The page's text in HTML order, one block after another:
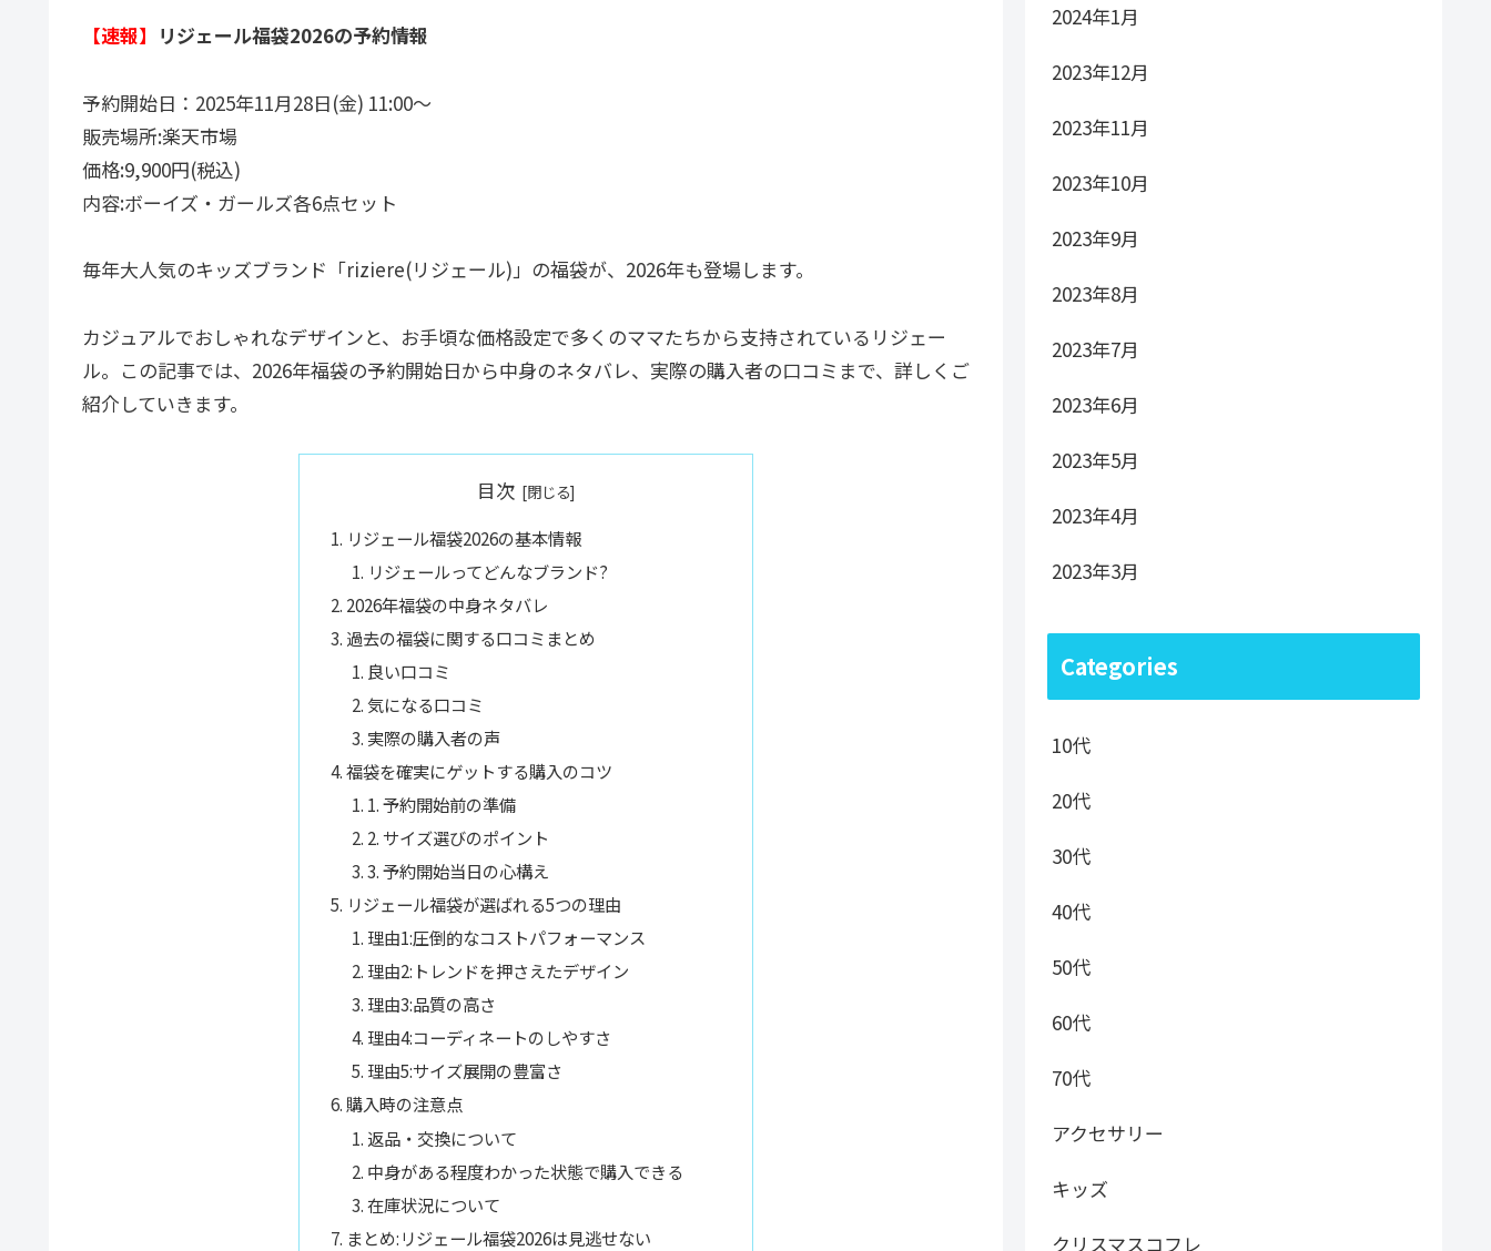
【速報】 リジェール福袋2026の予約情報
予約開始日：2025年11月28日(金) 11:00〜
販売場所:楽天市場
価格:9,900円(税込)
内容:ボーイズ・ガールズ各6点セット
毎年大人気のキッズブランド「riziere(リジェール)」の福袋が、2026年も登場します。
カジュアルでおしゃれなデザインと、お手頃な価格設定で多くのママたちから支持されているリジェー
ル。この記事では、2026年福袋の予約開始日から中身のネタバレ、実際の購入者の口コミまで、詳しくご
紹介していきます。
目次
リジェール福袋2026の基本情報
リジェールってどんなブランド?
2026年福袋の中身ネタバレ
過去の福袋に関する口コミまとめ
良い口コミ
気になる口コミ
実際の購入者の声
福袋を確実にゲットする購入のコツ
1. 予約開始前の準備
2. サイズ選びのポイント
3. 予約開始当日の心構え
リジェール福袋が選ばれる5つの理由
理由1:圧倒的なコストパフォーマンス
理由2:トレンドを押さえたデザイン
理由3:品質の高さ
理由4:コーディネートのしやすさ
理由5:サイズ展開の豊富さ
購入時の注意点
返品・交換について
中身がある程度わかった状態で購入できる
在庫状況について
まとめ:リジェール福袋2026は見逃せない
2024年1月
2023年12月
2023年11月
2023年10月
2023年9月
2023年8月
2023年7月
2023年6月
2023年5月
2023年4月
2023年3月
Categories
10代
20代
30代
40代
50代
60代
70代
アクセサリー
キッズ
クリスマスコフレ